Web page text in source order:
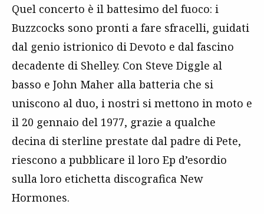
Quel concerto è il battesimo del fuoco: i
Buzzcocks sono pronti a fare sfracelli, guidati
dal genio istrionico di Devoto e dal fascino
decadente di Shelley. Con Steve Diggle al
basso e John Maher alla batteria che si
uniscono al duo, i nostri si mettono in moto e
il 20 gennaio del 1977, grazie a qualche
decina di sterline prestate dal padre di Pete,
riescono a pubblicare il loro Ep d’esordio
sulla loro etichetta discografica New
Hormones.